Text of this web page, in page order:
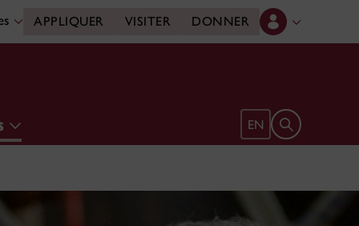
APPLIQUER VISITER DONNER
EN Ouvrir le